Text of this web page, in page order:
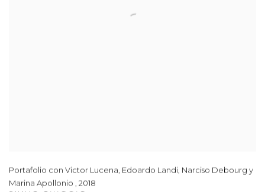
Portafolio con Victor Lucena, Edoardo Landi, Narciso Debourg y
Marina Apollonio , 2018